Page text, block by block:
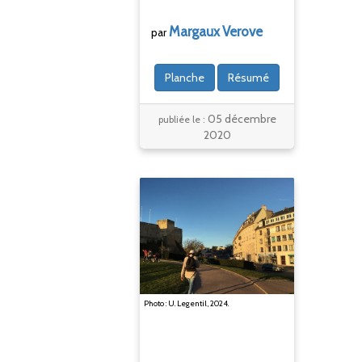
parMargauxVerove
Planche Résumé
publiée le : 05 décembre
2020
Photo : U. Legentil, 2024.